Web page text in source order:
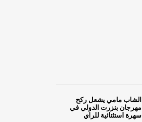
الشاب مامي يشعل ركح
مهرجان بنزرت الدولي في
سهرة استثنائية للراي